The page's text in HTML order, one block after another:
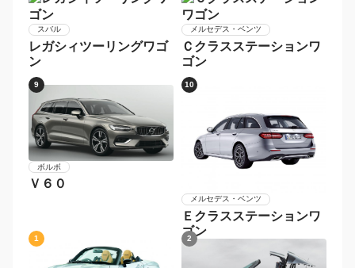
ＭＩＮＩ
ＭＩＮＩ
レヴォーグ
3
３シリーズ
ホンダ
シャトル